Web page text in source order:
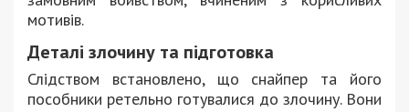
мотивів.
Деталі злочину та підготовка
Слідством встановлено, що снайпер та його
пособники ретельно готувалися до злочину. Вони